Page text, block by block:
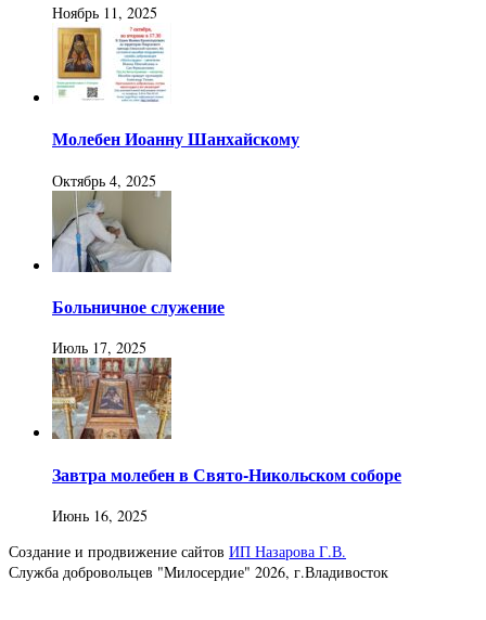
Ноябрь 11, 2025
Молебен Иоанну Шанхайскому
Октябрь 4, 2025
Больничное служение
Июль 17, 2025
Завтра молебен в Свято-Никольском соборе
Июнь 16, 2025
Создание и продвижение сайтов ИП Назарова Г.В.
Служба добровольцев "Милосердие" 2026, г.Владивосток